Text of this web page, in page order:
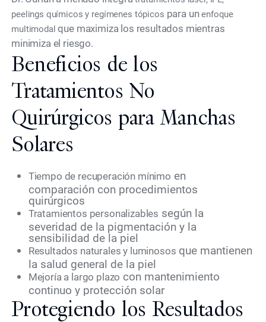
peelings químicos y regímenes tópicos para unenfoque
multimodal que maximiza los resultados mientras
minimiza el riesgo.
Beneficios de los
Tratamientos No
Quirúrgicos para Manchas
Solares
Tiempo de recuperación mínimo en
comparación con procedimientos
quirúrgicos
Tratamientos personalizables según la
severidad de la pigmentación y la
sensibilidad de la piel
Resultados naturales y luminosos que mantienen
la salud general de la piel
Mejoría a largo plazo con mantenimiento
continuo y protección solar
Protegiendo los Resultados